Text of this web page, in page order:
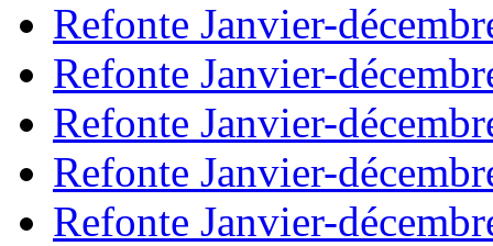
Refonte Janvier-
Refonte Janvier-
Refonte Janvier-
Refonte Janvier-
Refonte Janvier-